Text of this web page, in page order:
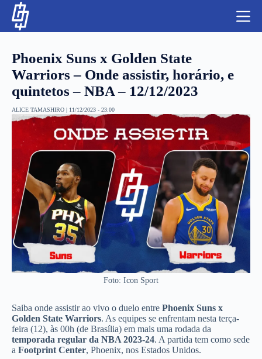
LUTAS E MMA
NFL
MLS
APOSTAS LEGAL
Phoenix Suns x Golden State
Warriors – Onde assistir, horário, e
quintetos – NBA – 12/12/2023
ALICE TAMASHIRO | 11/12/2023 - 23:00
Foto: Icon Sport
Saiba onde assistir ao vivo o duelo entre Phoenix Suns x
Golden State Warriors. As equipes se enfrentam nesta terça-
feira (12), às 00h (de Brasília) em mais uma rodada da
temporada regular da NBA 2023-24. A partida tem como sede
a Footprint Center, Phoenix, nos Estados Unidos.